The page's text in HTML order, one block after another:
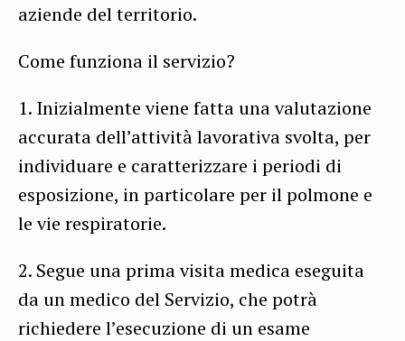
aziende del territorio.
Come funziona il servizio?
1. Inizialmente viene fatta una valutazione
accurata dell’attività lavorativa svolta, per
individuare e caratterizzare i periodi di
esposizione, in particolare per il polmone e
le vie respiratorie.
2. Segue una prima visita medica eseguita
da un medico del Servizio, che potrà
richiedere l’esecuzione di un esame